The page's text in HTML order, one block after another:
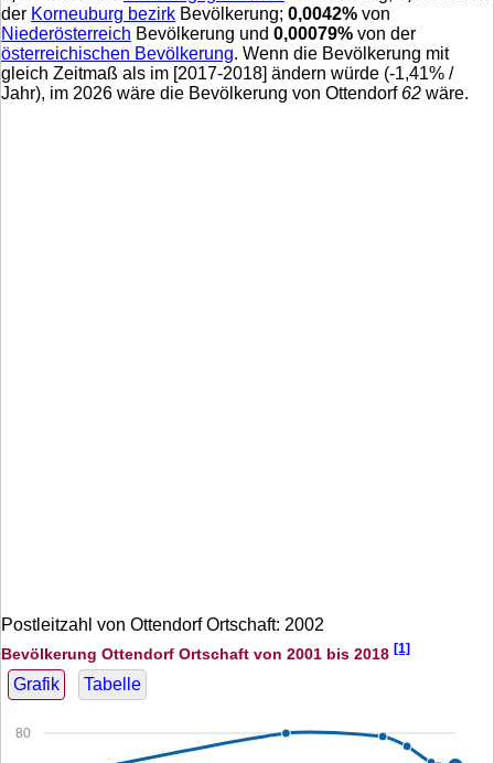
der Korneuburg bezirk Bevölkerung; 0,0042% von
Niederösterreich Bevölkerung und 0,00079% von der
österreichischen Bevölkerung. Wenn die Bevölkerung mit
gleich Zeitmaß als im [2017-2018] ändern würde (-1,41% /
Jahr), im 2026 wäre die Bevölkerung von Ottendorf 62 wäre.
Postleitzahl von Ottendorf Ortschaft: 2002
Bevölkerung Ottendorf Ortschaft von 2001 bis 2018 [1]
Grafik Tabelle
80